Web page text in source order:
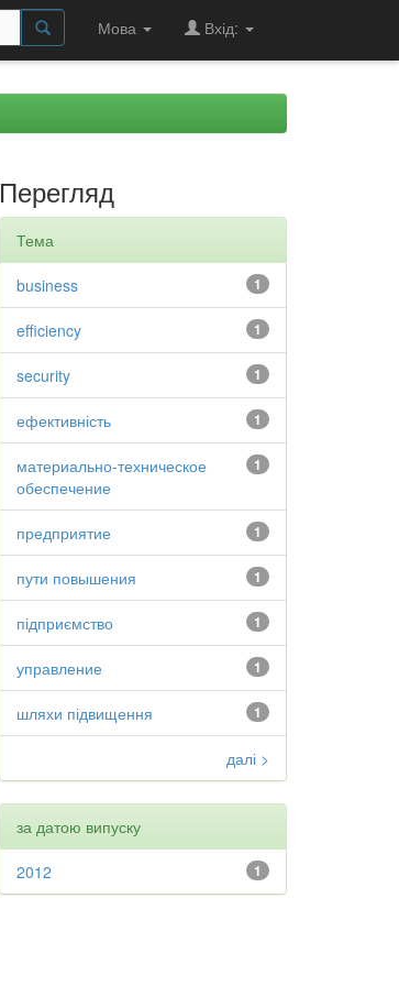
Мова Вхід:
Перегляд
Тема
1
business
1
efficiency
1
security
1
ефективність
1
материально-техническое
обеспечение
1
предприятие
1
пути повышения
1
підприємство
1
управление
1
шляхи підвищення
далі >
за датою випуску
1
2012